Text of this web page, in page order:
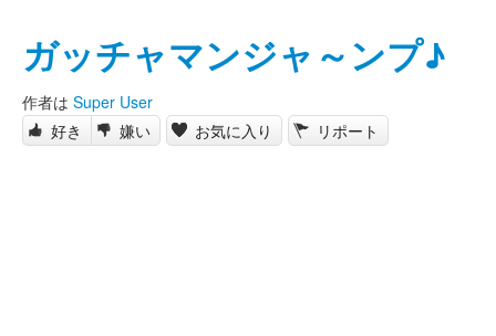
ガッチャマンジャ～ンプ♪
作者は Super User
好き
嫌い お気に入り リポート